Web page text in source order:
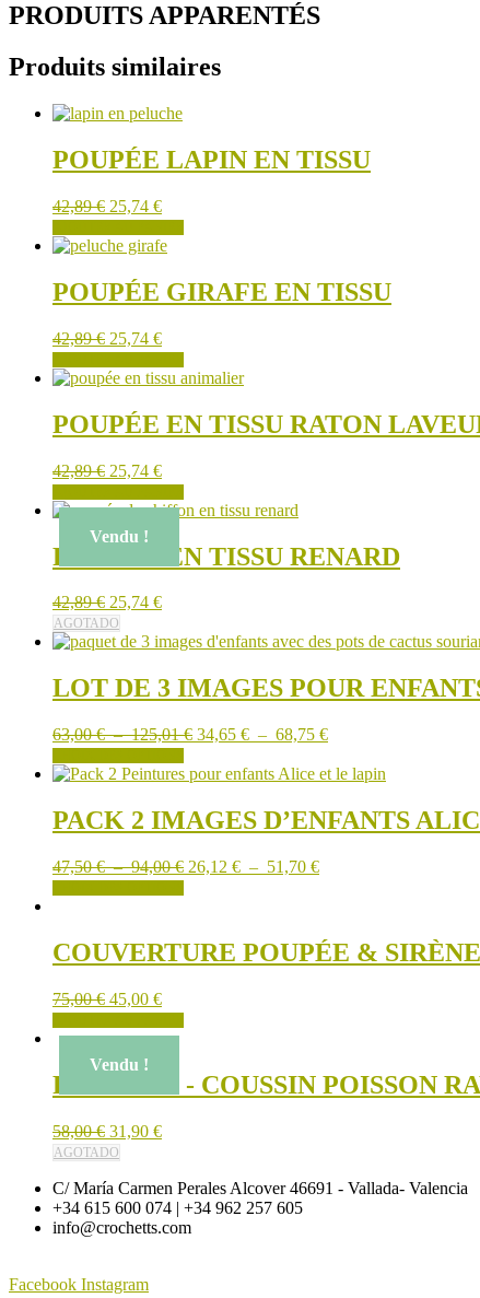
PRODUITS APPARENTÉS
Produits similaires
POUPÉE LAPIN EN TISSU
42,89€ 25,74 €
POUPÉE GIRAFE EN TISSU
42,89€ 25,74 €
POUPÉE EN TISSU RATON
42,89€ 25,74 €
Vendu !
POUPÉE EN TISSU RENARD
42,89€ 25,74 €
AGOTADO
LOT DE 3 IMAGES POUR
63,00€ – 125,01€Plage
prix :
à
125,01 €
34,65 € – 68,75 €Plage
prix :
à
68,75 €
Ce
produit
plusieurs
variations.
options
sur
la
du
produit
PACK 2 IMAGES D’ENFANTS
47,50€ – 94,00€Plage
de
à
94,00 €
26,12 € – 51,70 €Plage
à
51,70 €
Ce
plusieurs
variations.
sur
la
COUVERTURE POUPÉE &
75,00€ 45,00 €
Vendu !
PELUCHE - COUSSIN POISSON
58,00€ 31,90 €
AGOTADO
C/ María Carmen Perales Alcover 46691 - Vallada- Valencia
+34 615 600 074 | +34 962 257 605
info@crochetts.com
Facebook Instagram